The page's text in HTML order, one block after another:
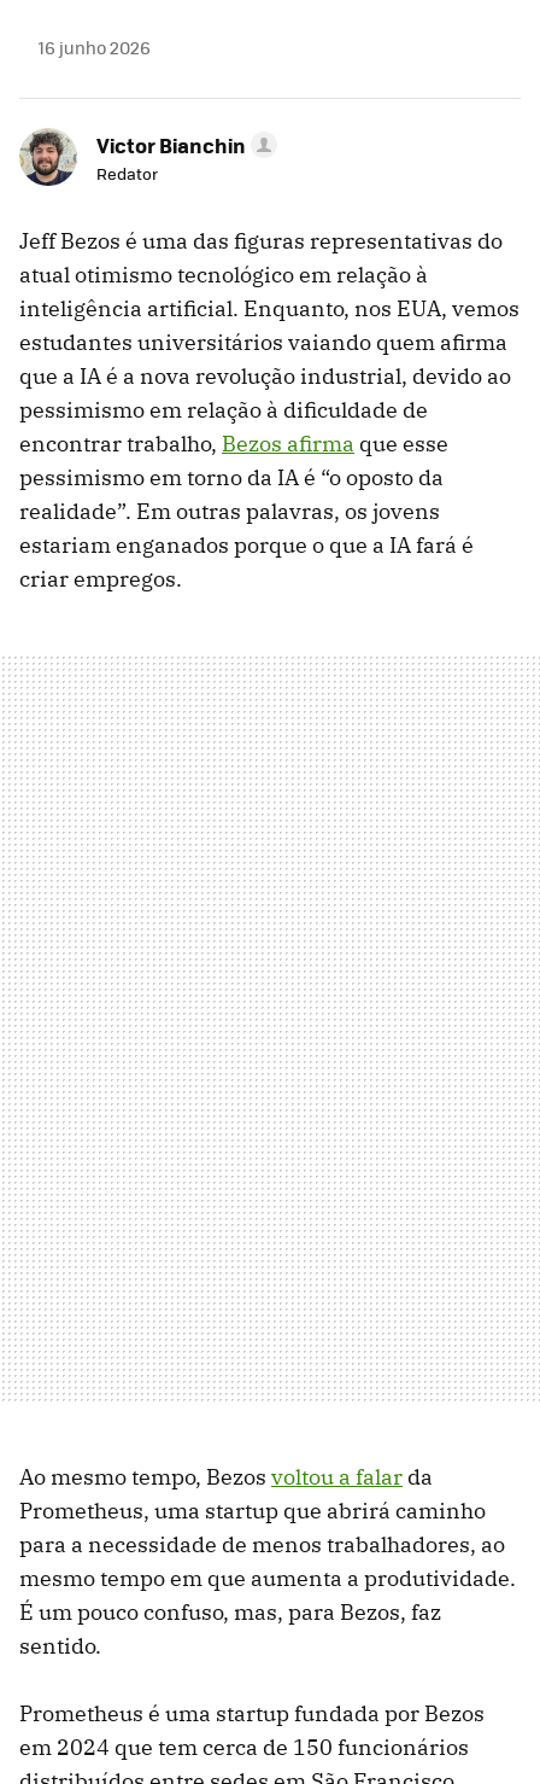
16 junho 2026
Victor Bianchin
Redator
Jeff Bezos é uma das figuras representativas do
atual otimismo tecnológico em relação à
inteligência artificial. Enquanto, nos EUA, vemos
estudantes universitários vaiando quem afirma
que a IA é a nova revolução industrial, devido ao
pessimismo em relação à dificuldade de
encontrar trabalho, Bezos afirma que esse
pessimismo em torno da IA é “o oposto da
realidade”. Em outras palavras, os jovens
estariam enganados porque o que a IA fará é
criar empregos.
Ao mesmo tempo, Bezos voltou a falar da
Prometheus, uma startup que abrirá caminho
para a necessidade de menos trabalhadores, ao
mesmo tempo em que aumenta a produtividade.
É um pouco confuso, mas, para Bezos, faz
sentido.
Prometheus é uma startup fundada por Bezos
em 2024 que tem cerca de 150 funcionários